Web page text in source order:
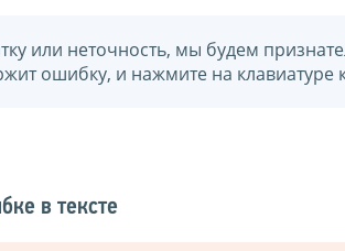
или неточность, мы будем
ошибку, и нажмите на
в тексте